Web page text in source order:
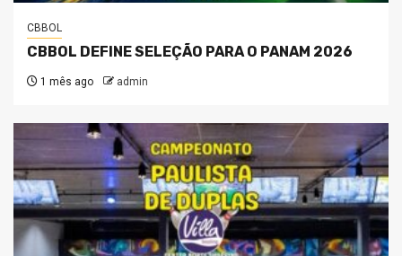
CBBOL
CBBOL DEFINE SELEÇÃO PARA O PANAM 2026
1 mês ago admin